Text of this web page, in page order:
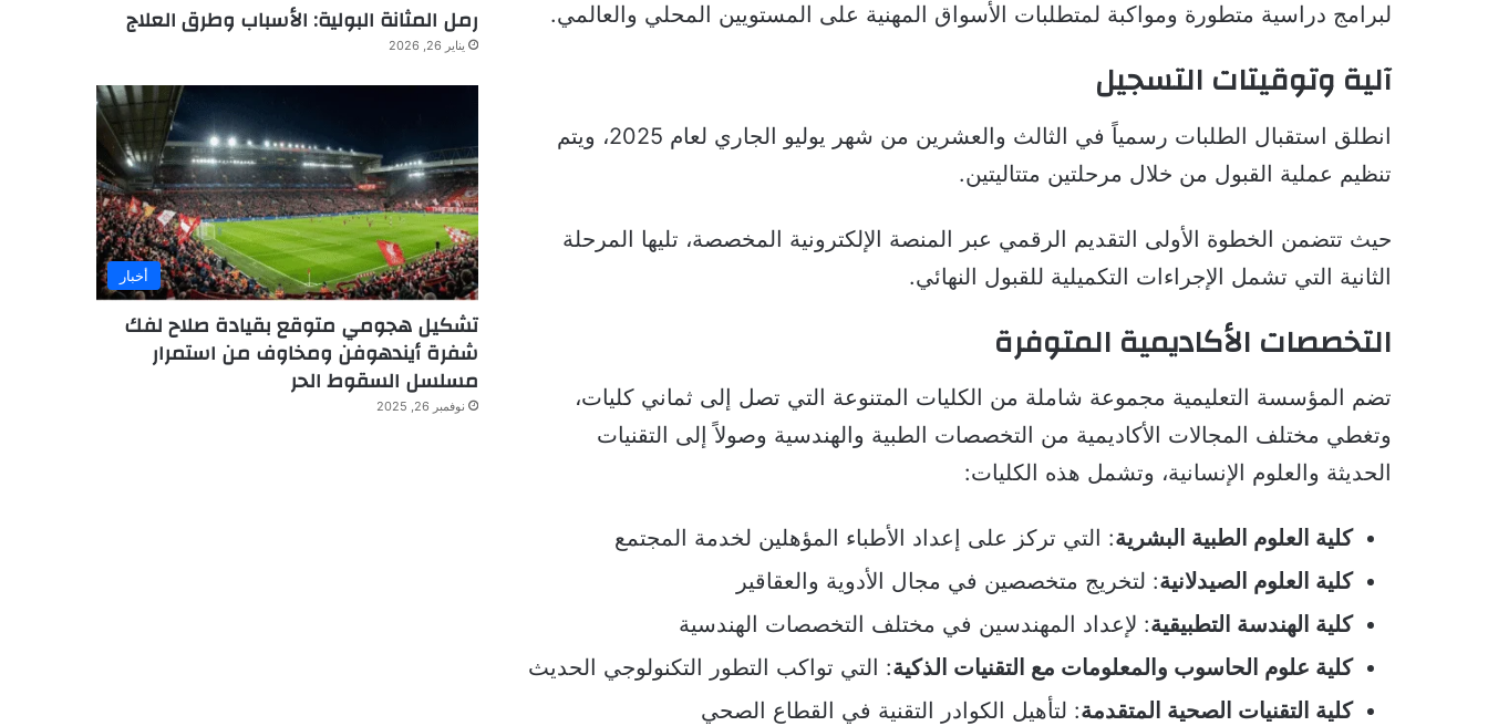
لبرامج دراسية متطورة ومواكبة لمتطلبات الأسواق المهنية على المستويين المحلي والعالمي.
آلية وتوقيتات التسجيل
انطلق استقبال الطلبات رسمياً في الثالث والعشرين من شهر يوليو الجاري لعام 2025، ويتم
تنظيم عملية القبول من خلال مرحلتين متتاليتين.
حيث تتضمن الخطوة الأولى التقديم الرقمي عبر المنصة الإلكترونية المخصصة، تليها المرحلة
الثانية التي تشمل الإجراءات التكميلية للقبول النهائي.
التخصصات الأكاديمية المتوفرة
تضم المؤسسة التعليمية مجموعة شاملة من الكليات المتنوعة التي تصل إلى ثماني كليات،
وتغطي مختلف المجالات الأكاديمية من التخصصات الطبية والهندسية وصولاً إلى التقنيات
الحديثة والعلوم الإنسانية، وتشمل هذه الكليات:
كلية العلوم الطبية البشرية: التي تركز على إعداد الأطباء المؤهلين لخدمة المجتمع
كلية العلوم الصيدلانية: لتخريج متخصصين في مجال الأدوية والعقاقير
كلية الهندسة التطبيقية: لإعداد المهندسين في مختلف التخصصات الهندسية
كلية علوم الحاسوب والمعلومات مع التقنيات الذكية: التي تواكب التطور التكنولوجي الحديث
كلية التقنيات الصحية المتقدمة: لتأهيل الكوادر التقنية في القطاع الصحي
رمل المثانة البولية: الأسباب وطرق العلاج
يناير 26, 2026
أخبار
تشكيل هجومي متوقع بقيادة صلاح لفك
شفرة أيندهوفن ومخاوف من استمرار
مسلسل السقوط الحر
نوفمبر 26, 2025